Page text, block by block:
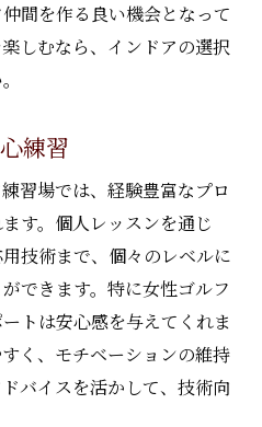
間を作る良い機会となって
しむなら、インドアの選択
練習
習場では、経験豊富なプロ
す。個人レッスンを通じ
技術まで、個々のレベルに
できます。特に女性ゴルフ
トは安心感を与えてくれま
く、モチベーションの維持
バイスを活かして、技術向